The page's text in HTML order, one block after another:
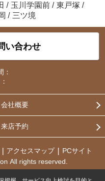
/ 玉川学園前 / 東戸塚 /
/ 三ツ境
い合わせ
：
会社概要
来店予約
アクセスマップ
PCサイト
All rights reserved.